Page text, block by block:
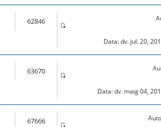
62846
Data: dv. jul. 20,
63670
Data: dv. maig 04,
67666